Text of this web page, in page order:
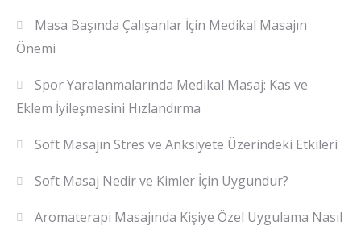
Masa Başında Çalışanlar İçin Medikal Masajın
Önemi
Spor Yaralanmalarında Medikal Masaj: Kas ve
Eklem İyileşmesini Hızlandırma
Soft Masajın Stres ve Anksiyete Üzerindeki Etkileri
Soft Masaj Nedir ve Kimler İçin Uygundur?
Aromaterapi Masajında Kişiye Özel Uygulama Nasıl